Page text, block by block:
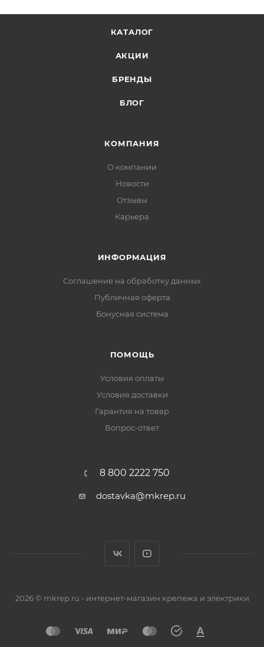
КАТАЛОГ
АКЦИИ
БРЕНДЫ
БЛОГ
КОМПАНИЯ
О компании
Новости
Отзывы
Карьера
ИНФОРМАЦИЯ
Соглашение на обработку данных
Публичная оферта
Бонусная система
ПОМОЩЬ
Условия оплаты
Условия доставки
Гарантия на товар
Вопрос-ответ
8 800 2222 750
dostavka@mkrep.ru
2026 © mkrep.ru - интернет-магазин крепежа и электрики